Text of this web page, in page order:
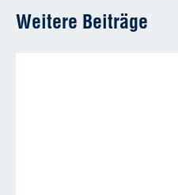
Weitere Beiträge